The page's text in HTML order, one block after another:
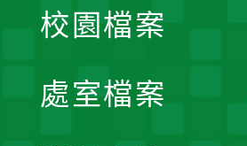
校園檔案
處室檔案